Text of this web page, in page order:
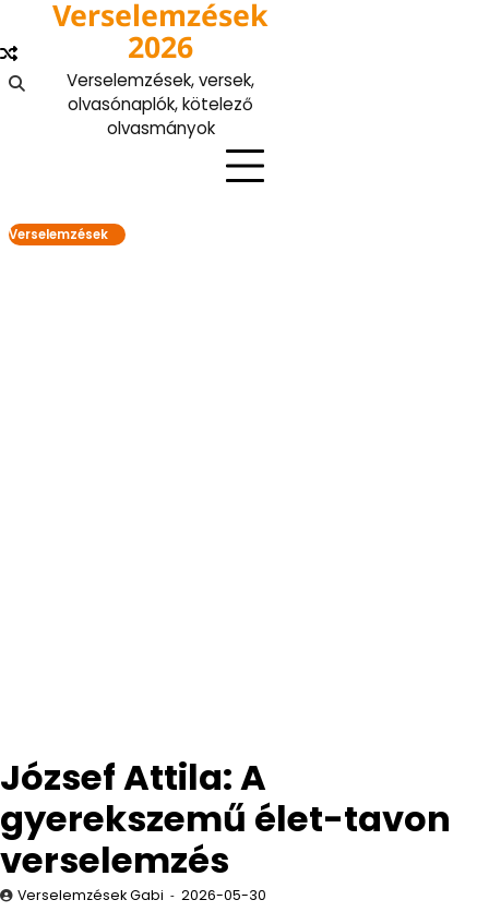
content
Verselemzések
2026
Verselemzések, versek,
olvasónaplók, kötelező
olvasmányok
Verselemzések
József Attila: A
gyerekszemű élet-tavon
verselemzés
Verselemzések Gabi 2026-05-30